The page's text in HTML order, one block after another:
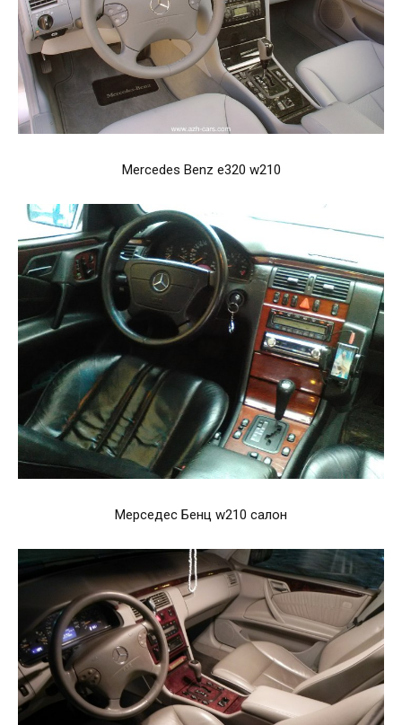
Mercedes Benz e320 w210
Мерседес Бенц w210 салон